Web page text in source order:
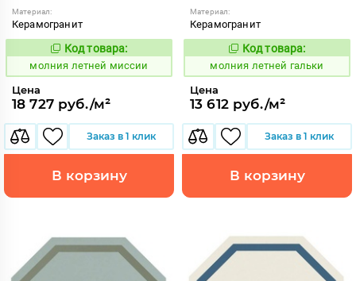
Материал:
Керамогранит
1005927
Код товара:
молния летней миссии
Цена
18 727 руб./м²
Заказ в 1 клик
В корзину
Материал:
Керамогранит
1005890
Код товара:
молния летней гальки
Цена
13 612 руб./м²
Заказ в 1 клик
В корзину